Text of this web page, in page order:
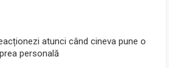
atunci când cineva pune o
personală